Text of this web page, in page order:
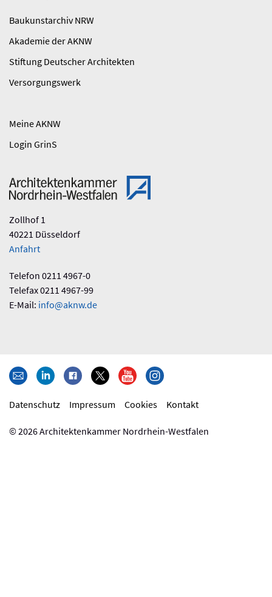
Baukunstarchiv NRW
Akademie der AKNW
Stiftung Deutscher Architekten
Versorgungswerk
Meine AKNW
Login GrinS
Zollhof 1
40221 Düsseldorf
Anfahrt
Telefon 0211 4967-0
Telefax 0211 4967-99
E-Mail: info@aknw.de
Datenschutz Impressum Cookies Kontakt
© 2026 Architektenkammer Nordrhein-Westfalen